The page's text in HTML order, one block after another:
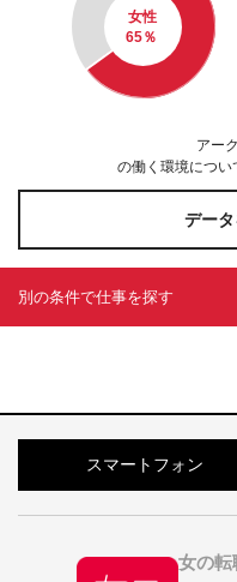
女性
65％
アー
の働く環境につい
デー
別の条件で仕事を探す
スマートフォン
女の転